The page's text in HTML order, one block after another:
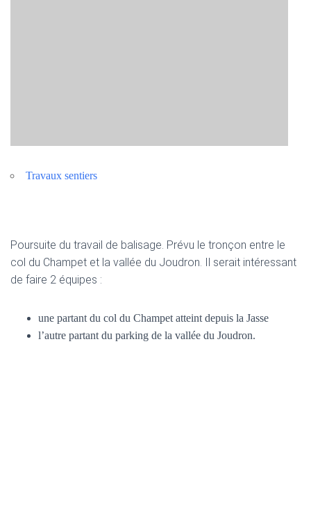
Travaux sentiers
Poursuite du travail de balisage. Prévu le tronçon entre le
col du Champet et la vallée du Joudron. Il serait intéressant
de faire 2 équipes :
une partant du col du Champet atteint depuis la Jasse
l’autre partant du parking de la vallée du Joudron.